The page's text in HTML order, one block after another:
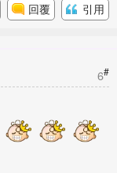
回覆 引用
6#